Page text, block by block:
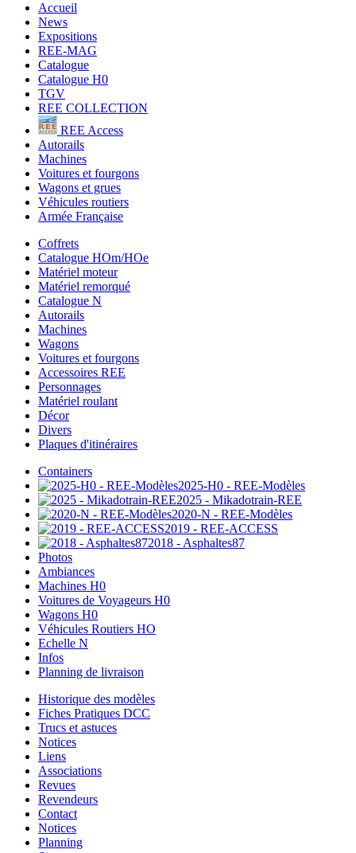
Accueil
News
Expositions
REE-MAG
Catalogue
Catalogue H0
TGV
REE COLLECTION
REE Access
Autorails
Machines
Voitures et fourgons
Wagons et grues
Véhicules routiers
Armée Française
Coffrets
Catalogue HOm/HOe
Matériel moteur
Matériel remorqué
Catalogue N
Autorails
Machines
Wagons
Voitures et fourgons
Accessoires REE
Personnages
Matériel roulant
Décor
Divers
Plaques d'itinéraires
Containers
2025-H0 - REE-Modèles
2025 - Mikadotrain-REE
2020-N - REE-Modèles
2019 - REE-ACCESS
2018 - Asphaltes87
Photos
Ambiances
Machines H0
Voitures de Voyageurs H0
Wagons H0
Véhicules Routiers HO
Echelle N
Infos
Planning de livraison
Historique des modèles
Fiches Pratiques DCC
Trucs et astuces
Notices
Liens
Associations
Revues
Revendeurs
Contact
Notices
Planning